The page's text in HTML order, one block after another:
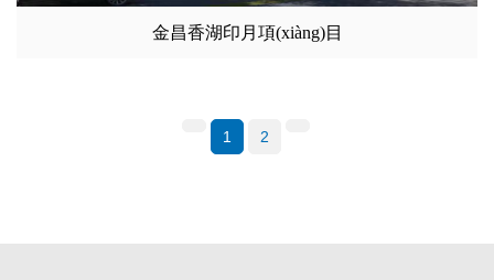
金昌香湖印月項(xiàng)目
1 2